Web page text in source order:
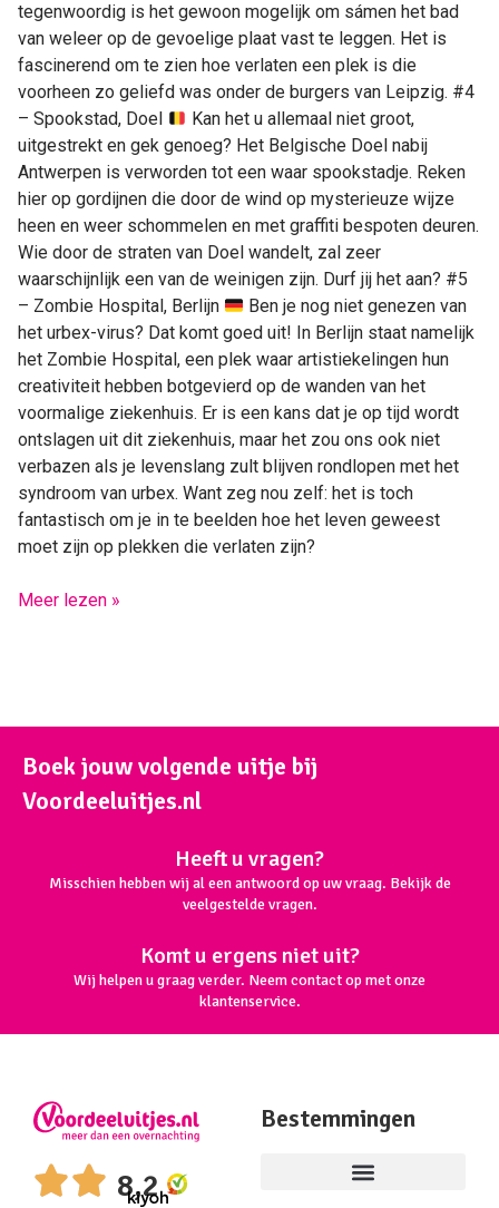
tegenwoordig is het gewoon mogelijk om sámen het bad
van weleer op de gevoelige plaat vast te leggen. Het is
fascinerend om te zien hoe verlaten een plek is die
voorheen zo geliefd was onder de burgers van Leipzig. #4
– Spookstad, Doel
Kan het u allemaal niet groot,
uitgestrekt en gek genoeg? Het Belgische Doel nabij
Antwerpen is verworden tot een waar spookstadje. Reken
hier op gordijnen die door de wind op mysterieuze wijze
heen en weer schommelen en met graffiti bespoten deuren.
Wie door de straten van Doel wandelt, zal zeer
waarschijnlijk een van de weinigen zijn. Durf jij het aan? #5
– Zombie Hospital, Berlijn
Ben je nog niet genezen van
het urbex-virus? Dat komt goed uit! In Berlijn staat namelijk
het Zombie Hospital, een plek waar artistiekelingen hun
creativiteit hebben botgevierd op de wanden van het
voormalige ziekenhuis. Er is een kans dat je op tijd wordt
ontslagen uit dit ziekenhuis, maar het zou ons ook niet
verbazen als je levenslang zult blijven rondlopen met het
syndroom van urbex. Want zeg nou zelf: het is toch
fantastisch om je in te beelden hoe het leven geweest
moet zijn op plekken die verlaten zijn?
Meer lezen »
Boek jouw volgende uitje bij
Voordeeluitjes.nl
Heeft u vragen?
Misschien hebben wij al een antwoord op uw vraag. Bekijk de
veelgestelde vragen.
Komt u ergens niet uit?
Wij helpen u graag verder. Neem contact op met onze
klantenservice.
8,2
Bestemmingen